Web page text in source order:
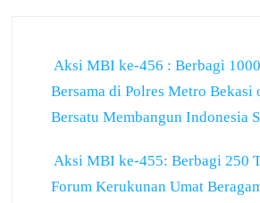
Aksi MBI ke-456 : Berbagi
Bersama di Polres Metro Bekasi
Bersatu Membangun Indonesia
Aksi MBI ke-455: Berbagi 250
Forum Kerukunan Umat